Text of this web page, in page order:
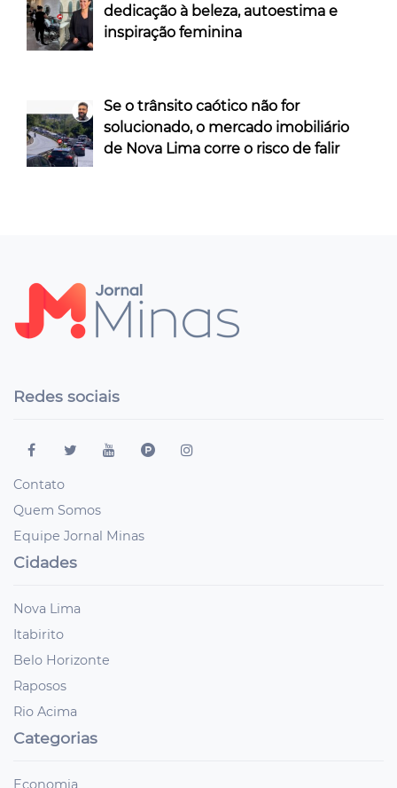
dedicação à beleza, autoestima e
inspiração feminina
Se o trânsito caótico não for
solucionado, o mercado imobiliário
de Nova Lima corre o risco de falir
Redes sociais
Contato
Quem Somos
Equipe Jornal Minas
Cidades
Nova Lima
Itabirito
Belo Horizonte
Raposos
Rio Acima
Categorias
Economia